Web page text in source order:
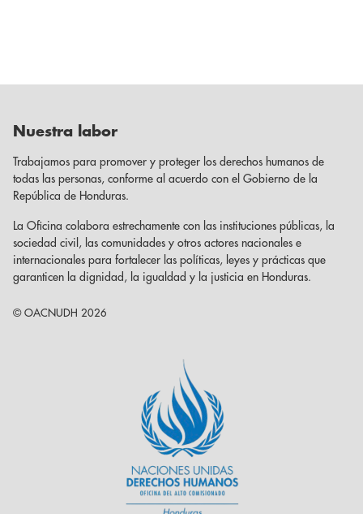
Nuestra labor
Trabajamos para promover y proteger los derechos humanos de
todas las personas, conforme al acuerdo con el Gobierno de la
República de Honduras.
La Oficina colabora estrechamente con las instituciones públicas, la
sociedad civil, las comunidades y otros actores nacionales e
internacionales para fortalecer las políticas, leyes y prácticas que
garanticen la dignidad, la igualdad y la justicia en Honduras.
© OACNUDH 2026